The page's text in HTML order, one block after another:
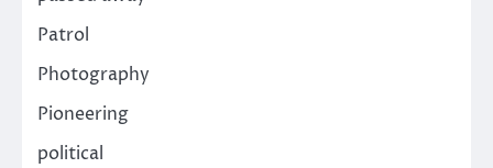
Patrol
Photography
Pioneering
political